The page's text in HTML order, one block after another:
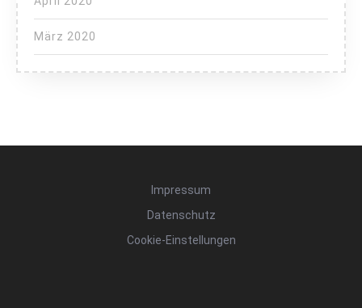
März 2020
Impressum
Datenschutz
Cookie-Einstellungen